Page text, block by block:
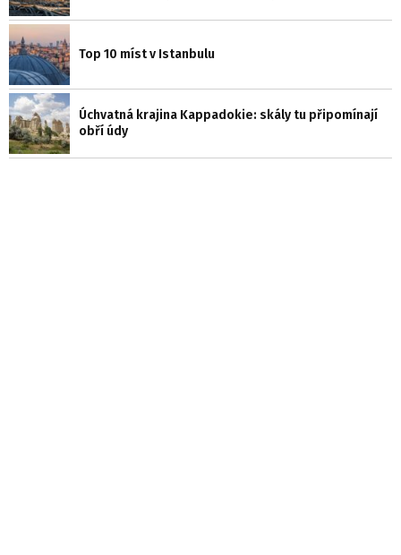
Top 10 míst v Istanbulu
Úchvatná krajina Kappadokie: skály tu připomínají
obří údy